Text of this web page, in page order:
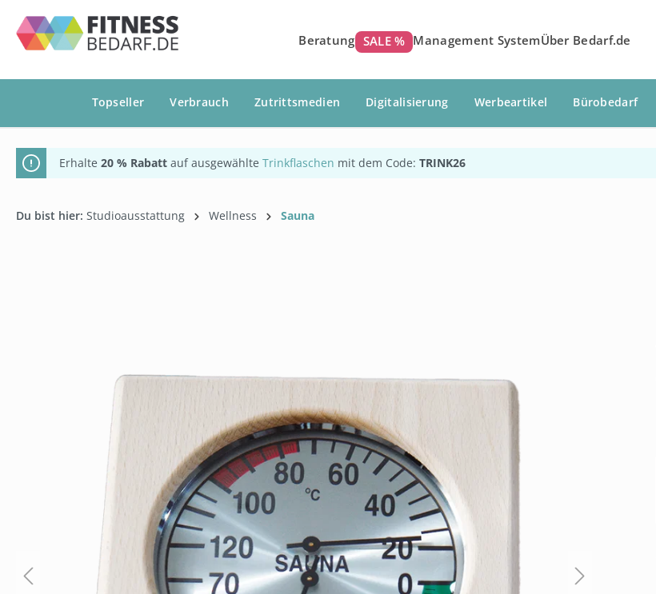
Zur Hauptnavigation springen
Beratung SALE % Management SystemÜber Bedarf.de
Topseller Verbrauch Zutrittsmedien Digitalisierung Werbeartikel Bürobedarf
Erhalte 20 % Rabatt auf ausgewählte Trinkflaschen mit dem Code: TRINK26
Du bist hier: Studioausstattung Wellness Sauna